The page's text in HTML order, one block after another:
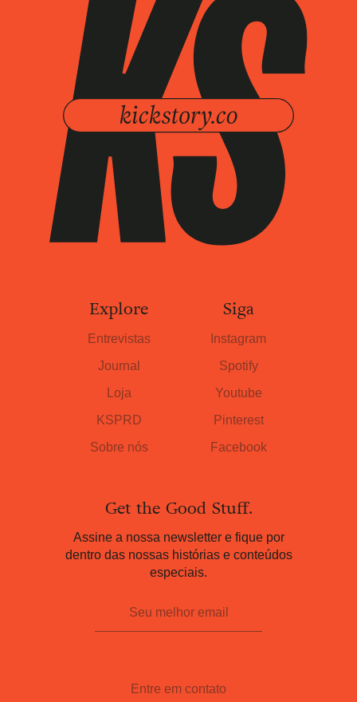
Get the Good Stuff.
Assine a nossa newsletter e fique por
dentro das nossas histórias e conteúdos
especiais.
Explore
Entrevistas
Journal
Loja
KSPRD
Sobre nós
Siga
Instagram
Spotify
Youtube
Pinterest
Facebook
Entre em contato